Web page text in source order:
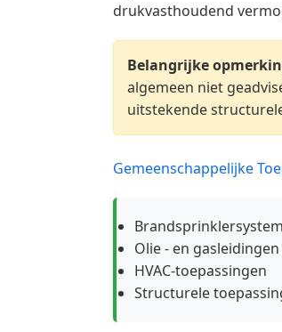
drukvasthoudend
Belangrijke
algemeen niet
uitstekende
Gemeenschappelijke
Olie - en gasleidingen
HVAC-toepassingen
Structurele